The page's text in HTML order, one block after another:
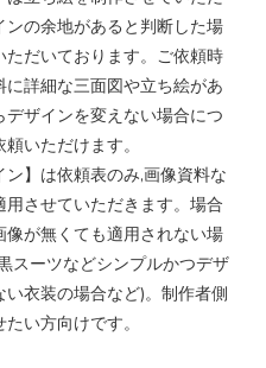
ンの余地があると判断した場
ただいております。ご依頼時
に詳細な三面図や立ち絵があ
デザインを変えない場合につ
いただけます。
ン】は依頼表のみ,画像資料な
用させていただきます。場合
像が無くても適用されない場
スーツなどシンプルかつデザ
い衣装の場合など)。制作者側
い方向けです。